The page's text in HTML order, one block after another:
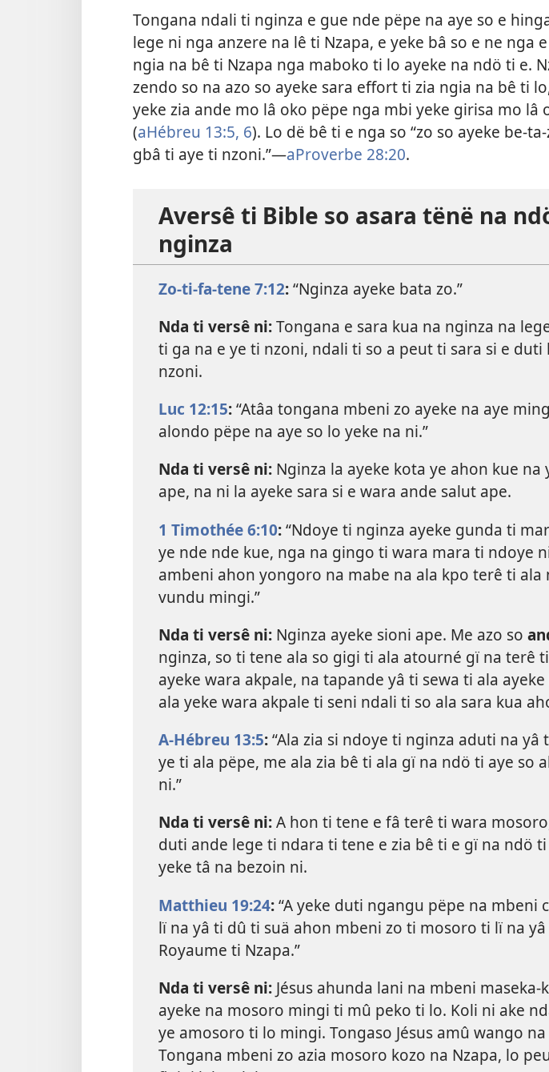
Tongana ndali ti nginza e gue nde pëpe na aye so e
lege ni nga anzere na lê ti Nzapa, e yeke bâ so e ne nga
ngia na bê ti Nzapa nga maboko ti lo ayeke na ndö ti e.
zendo so na azo so ayeke sara effort ti zia ngia na bê ti
yeke zia ande mo lâ oko pëpe nga mbi yeke girisa mo lâ
(aHébreu 13:5, 6). Lo dë bê ti e nga so “zo so ayeke be-
gbâ ti aye ti nzoni.”—aProverbe 28:20.
Aversê ti Bible so asara tënë na
nginza
Zo-ti-fa-tene 7:12:“Nginza ayeke bata zo.”
Nda ti versê ni:Tongana e sara kua na nginza na
ti ga na e ye ti nzoni, ndali ti so a peut ti sara si e duti
nzoni.
Luc 12:15:“Atâa tongana mbeni zo ayeke na aye
alondo pëpe na aye so lo yeke na ni.”
Nda ti versê ni: Nginza la ayeke kota ye ahon kue na
ape, na ni la ayeke sara si e wara ande salut ape.
1 Timothée 6:10:“Ndoye ti nginza ayeke gunda ti
ye nde nde kue, nga na gingo ti wara mara ti ndoye
ambeni ahon yongoro na mabe na ala kpo terê ti ala
vundu mingi.”
Nda ti versê ni: Nginza ayeke sioni ape. Me azo so
nginza, so ti tene ala so gigi ti ala atourné gï na terê
ayeke wara akpale, na tapande yâ ti sewa ti ala
ala yeke wara akpale ti seni ndali ti so ala sara kua
A-Hébreu 13:5:“Ala zia si ndoye ti nginza aduti na yâ
ye ti ala pëpe, me ala zia bê ti ala gï na ndö ti aye so
ni.”
Nda ti versê ni:A hon ti tene e fâ terê ti wara
duti ande lege ti ndara ti tene e zia bê ti e gï na ndö ti
yeke tâ na bezoin ni.
Matthieu 19:24:“A yeke duti ngangu pëpe na mbeni
lï na yâ ti dû ti suä ahon mbeni zo ti mosoro ti lï na
Royaume ti Nzapa.”
Nda ti versê ni: Jésus ahunda lani na mbeni maseka-
ayeke na mosoro mingi ti mû peko ti lo. Koli ni ake
ye amosoro ti lo mingi. Tongaso Jésus amû wango
Tongana mbeni zo azia mosoro kozo na Nzapa, lo